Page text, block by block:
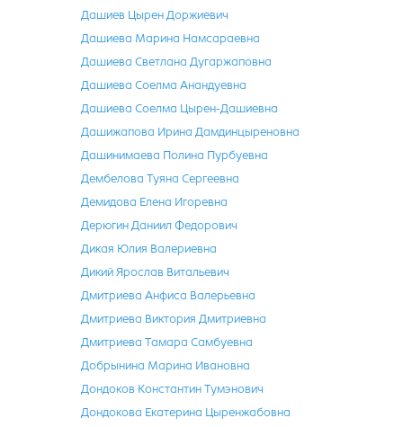
Дашиев Цырен Доржиевич
Дашиева Марина Намсараевна
Дашиева Светлана Дугаржаповна
Дашиева Соелма Анандуевна
Дашиева Соелма Цырен-Дашиевна
Дашижапова Ирина Дамдинцыреновна
Дашинимаева Полина Пурбуевна
Дембелова Туяна Сергеевна
Демидова Елена Игоревна
Дерюгин Даниил Федорович
Дикая Юлия Валериевна
Дикий Ярослав Витальевич
Дмитриева Анфиса Валерьевна
Дмитриева Виктория Дмитриевна
Дмитриева Тамара Самбуевна
Добрынина Марина Ивановна
Дондоков Константин Тумэнович
Дондокова Екатерина Цыренжабовна